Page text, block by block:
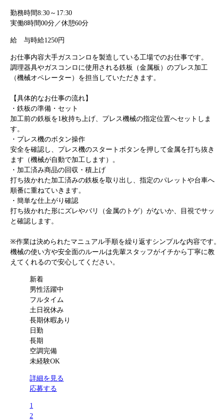
勤務時間8:30～17:30
実働8時間00分／休憩60分
給 与時給1250円
お仕事内容大手ガスコンロを製造している工場でのお仕事です。
調理器具やガスコンロに使用される鉄板（金属板）のプレス加工
（機械オペレーター）を担当していただきます。
【具体的なお仕事の流れ】
・鉄板の準備・セット
加工前の鉄板を1枚持ち上げ、プレス機械の指定位置へセットしま
す。
・プレス機のボタン操作
安全を確認し、プレス機のスタートボタンを押して金属を打ち抜き
ます（機械が自動で加工します）。
・加工済み商品の回収・積上げ
打ち抜かれた加工済みの鉄板を取り出し、指定のパレットや台車へ
順番に重ねていきます。
・簡単な仕上がり確認
打ち抜かれた形にズレやバリ（金属のトゲ）がないか、目視でサッ
と確認します。
※作業は決められたマニュアル手順を繰り返すシンプルな内容です
機械の使い方や安全面のルールは先輩スタッフがイチから丁寧に教
えてくれるので安心してください。
新着
男性活躍中
フルタイム
土日祝休み
長期休暇あり
日勤
長期
空調完備
未経験OK
詳細を見る
応募する
1
2